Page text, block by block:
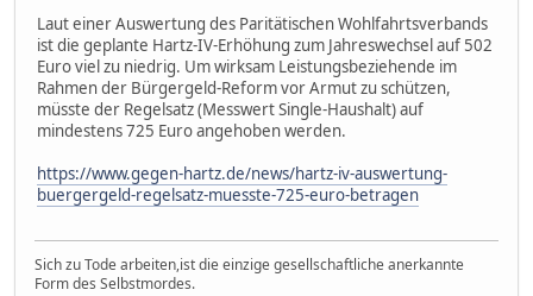
Laut einer Auswertung des Paritätischen Wohlfahrtsverbands
ist die geplante Hartz-IV-Erhöhung zum Jahreswechsel auf 502
Euro viel zu niedrig. Um wirksam Leistungsbeziehende im
Rahmen der Bürgergeld-Reform vor Armut zu schützen,
müsste der Regelsatz (Messwert Single-Haushalt) auf
mindestens 725 Euro angehoben werden.
https://www.gegen-hartz.de/news/hartz-iv-auswertung-
buergergeld-regelsatz-muesste-725-euro-betragen
Sich zu Tode arbeiten,ist die einzige gesellschaftliche anerkannte
Form des Selbstmordes.